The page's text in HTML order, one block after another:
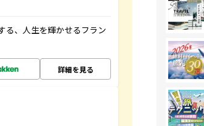
る、人生を輝かせるフラン
詳細を見る